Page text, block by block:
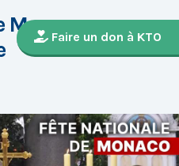
Faire un don à KTO
Monaco : messe